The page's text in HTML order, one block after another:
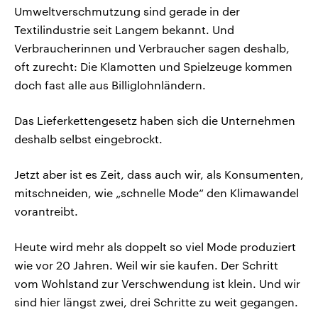
Umweltverschmutzung sind gerade in der
Textilindustrie seit Langem bekannt. Und
Verbraucherinnen und Verbraucher sagen deshalb,
oft zurecht: Die Klamotten und Spielzeuge kommen
doch fast alle aus Billiglohnländern.
Das Lieferkettengesetz haben sich die Unternehmen
deshalb selbst eingebrockt.
Jetzt aber ist es Zeit, dass auch wir, als Konsumenten,
mitschneiden, wie „schnelle Mode“ den Klimawandel
vorantreibt.
Heute wird mehr als doppelt so viel Mode produziert
wie vor 20 Jahren. Weil wir sie kaufen. Der Schritt
vom Wohlstand zur Verschwendung ist klein. Und wir
sind hier längst zwei, drei Schritte zu weit gegangen.